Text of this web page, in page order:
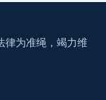
律为准绳，竭力维